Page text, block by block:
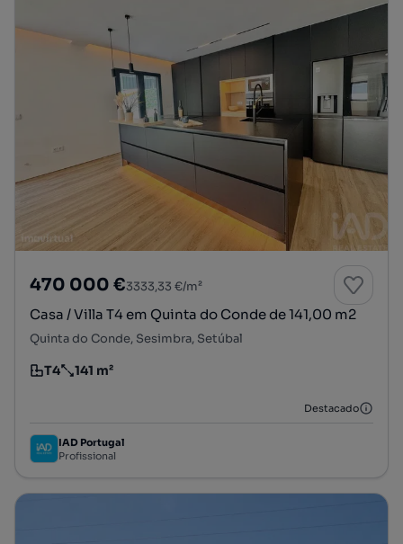
470 000 €3333,33 €/m²
Casa / Villa T4 em Quinta do Conde de 141,00 m2
Quinta do Conde, Sesimbra, Setúbal
Tipologia
T4
Preço por metro quadrado
141 m²
Destacado
IAD Portugal
Profissional